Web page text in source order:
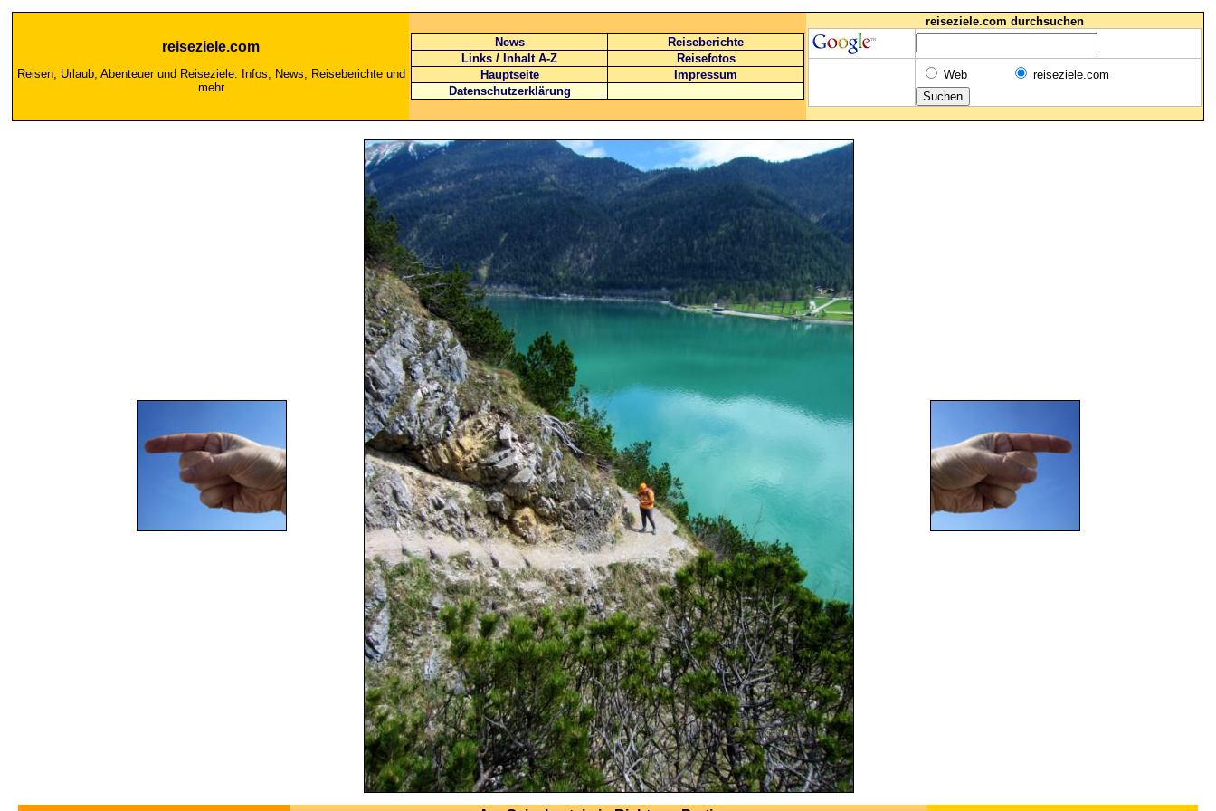
reiseziele.com
Reisen, Urlaub, Abenteuer und Reiseziele: Infos, News, Reiseberichte und
mehr
News
Reiseberichte
Links / Inhalt A-Z
Reisefotos
Hauptseite
Impressum
Datenschutzerklärung
reiseziele.com durchsuchen
Web reiseziele.com